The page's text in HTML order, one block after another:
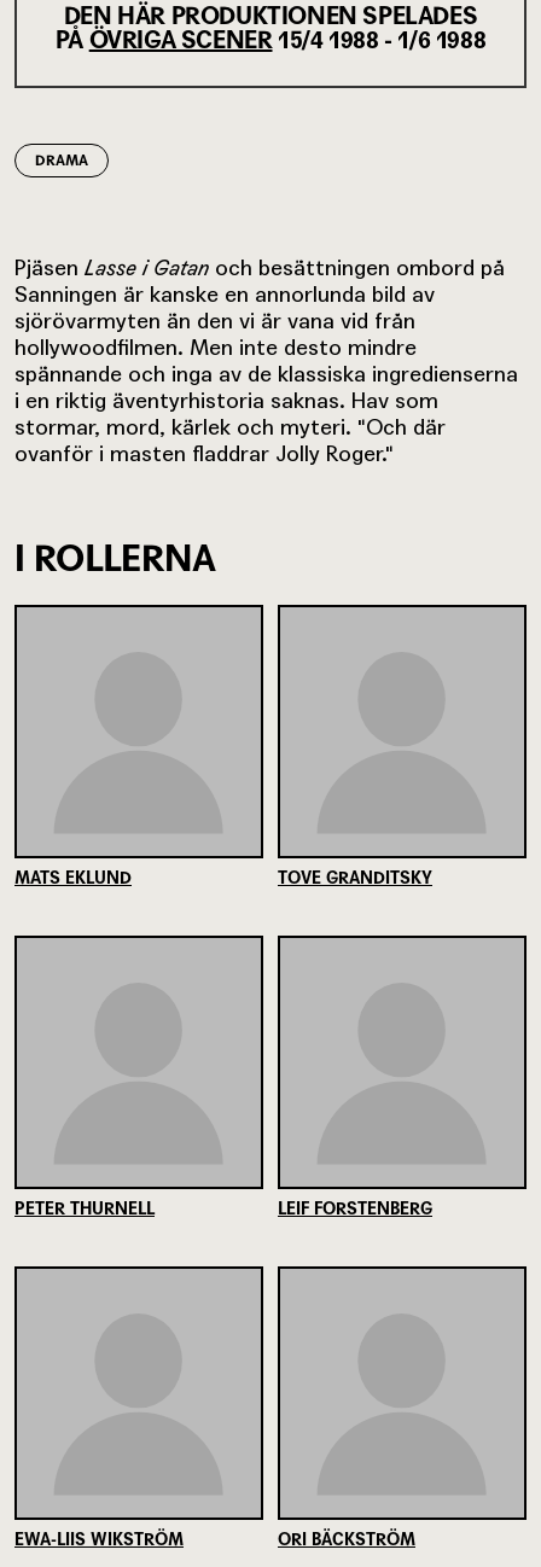
DEN HÄR PRODUKTIONEN SPELADES
PÅ ÖVRIGA SCENER 15/4 1988 - 1/6 1988
DRAMA
Pjäsen Lasse i Gatan och besättningen ombord på
Sanningen är kanske en annorlunda bild av
sjörövarmyten än den vi är vana vid från
hollywoodfilmen. Men inte desto mindre
spännande och inga av de klassiska ingredienserna
i en riktig äventyrhistoria saknas. Hav som
stormar, mord, kärlek och myteri. "Och där
ovanför i masten fladdrar Jolly Roger."
I ROLLERNA
MATS EKLUND TOVE GRANDITSKY
PETER THURNELL LEIF FORSTENBERG
EWA-LIIS WIKSTRÖM ORI BÄCKSTRÖM